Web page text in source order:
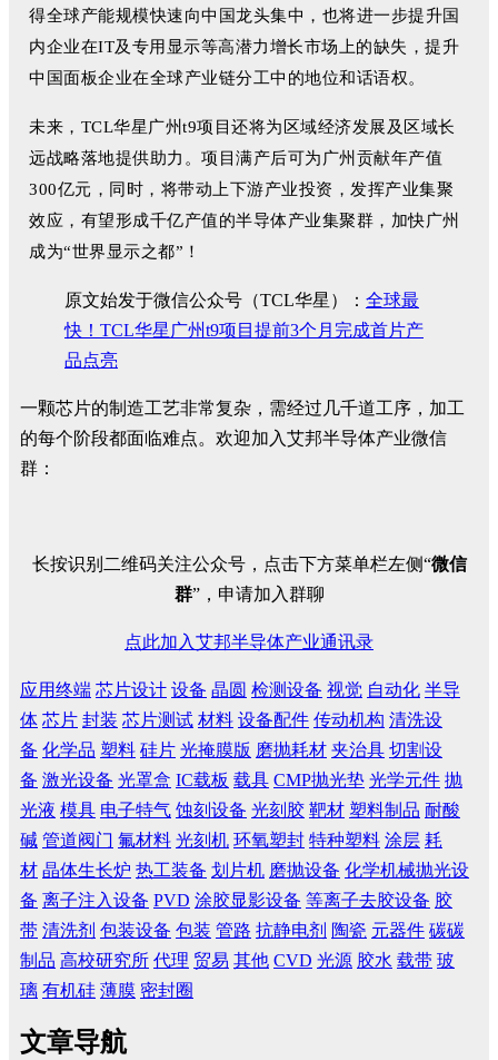
得全球产能规模快速向中国龙头集中，也将进一步提升国
内企业在IT及专用显示等高潜力增长市场上的缺失，提升
中国面板企业在全球产业链分工中的地位和话语权。
未来，TCL华星广州t9项目还将为区域经济发展及区域长
远战略落地提供助力。项目满产后可为广州贡献年产值
300亿元，同时，将带动上下游产业投资，发挥产业集聚
效应，有望形成千亿产值的半导体产业集聚群，加快广州
成为“世界显示之都”！
原文始发于微信公众号（TCL华星）： 全球最
快！TCL华星广州t9项目提前3个月完成首片产
品点亮
一颗芯片的制造工艺非常复杂，需经过几千道工序，加工
的每个阶段都面临难点。欢迎加入艾邦半导体产业微信
群：
长按识别二维码关注公众号，点击下方菜单栏左侧“微信
群”，申请加入群聊
点此加入艾邦半导体产业通讯录
应用终端 芯片设计 设备 晶圆 检测设备 视觉 自动化 半导
体 芯片 封装 芯片测试 材料 设备配件 传动机构 清洗设
备 化学品 塑料 硅片 光掩膜版 磨抛耗材 夹治具 切割设
备 激光设备 光罩盒 IC载板 载具 CMP抛光垫 光学元件 抛
光液 模具 电子特气 蚀刻设备 光刻胶 靶材 塑料制品 耐酸
碱 管道阀门 氟材料 光刻机 环氧塑封 特种塑料 涂层 耗
材 晶体生长炉 热工装备 划片机 磨抛设备 化学机械抛光设
备 离子注入设备 PVD 涂胶显影设备 等离子去胶设备 胶
带 清洗剂 包装设备 包装 管路 抗静电剂 陶瓷 元器件 碳碳
制品 高校研究所 代理 贸易 其他 CVD 光源 胶水 载带 玻
璃 有机硅 薄膜 密封圈
文章导航